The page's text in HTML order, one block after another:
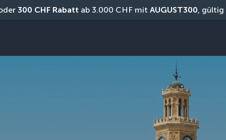
300 CHF Rabatt ab 3.000 CHF mit AUGUST300, gültig